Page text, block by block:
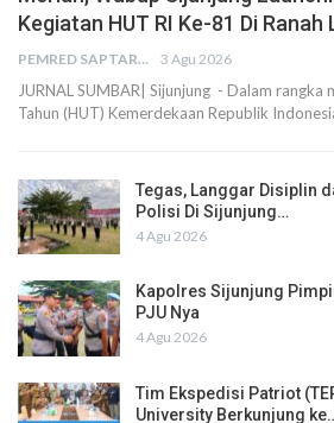
Kegiatan HUT RI Ke-81 Di Ranah
PEMRED SAPTARIUS 3 Agu 2026
JURNAL SUMBAR| Sijunjung - Dalam rangka
Tahun (HUT) Kemerdekaan Republik
Tegas, Langgar Disiplin
Polisi Di Sijunjung…
4 Agu 2026
Kapolres Sijunjung
PJU Nya
4 Agu 2026
Tim Ekspedisi Patriot
University Berkunjung